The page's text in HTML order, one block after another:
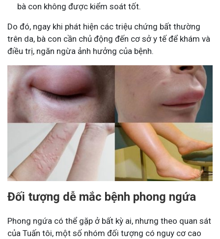
bà con không được kiểm soát tốt.
Do đó, ngay khi phát hiện các triệu chứng bất thường
trên da, bà con cần chủ động đến cơ sở y tế để khám và
điều trị, ngăn ngừa ảnh hưởng của bệnh.
Đối tượng dễ mắc bệnh phong ngứa
Phong ngứa có thể gặp ở bất kỳ ai, nhưng theo quan sát
của Tuấn tôi, một số nhóm đối tượng có nguy cơ cao